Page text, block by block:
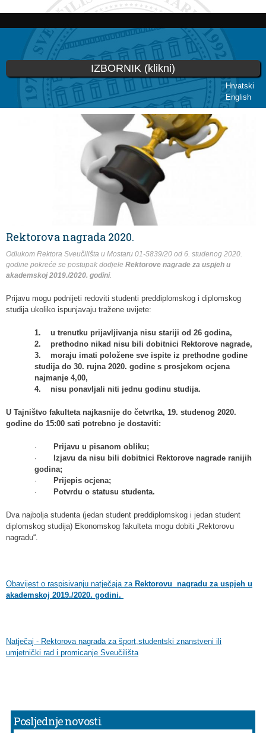
Skip to
content
Hrvatski
English
IZBORNIK (klikni)
You are here
Rektorova nagrada 2020.
Odlukom Rektora Sveučilišta u Mostaru 01-5839/20 od 6. studenog 2020.
godine pokreće se postupak dodjele Rektorove nagrade za uspjeh u
akademskoj 2019./2020. godini.
Prijavu mogu podnijeti redoviti studenti preddiplomskog i diplomskog
studija ukoliko ispunjavaju tražene uvijete:
1. u trenutku prijavljivanja nisu stariji od 26 godina,
2. prethodno nikad nisu bili dobitnici Rektorove nagrade,
3. moraju imati položene sve ispite iz prethodne godine
studija do 30. rujna 2020. godine s prosjekom ocjena
najmanje 4,00,
4. nisu ponavljali niti jednu godinu studija.
U Tajništvo fakulteta najkasnije do četvrtka, 19. studenog 2020.
godine do 15:00 sati potrebno je dostaviti:
·
Prijavu u pisanom obliku;
·
Izjavu da nisu bili dobitnici Rektorove nagrade ranijih
godina;
·
Prijepis ocjena;
·
Potvrdu o statusu studenta.
Dva najbolja studenta (jedan student preddiplomskog i jedan student
diplomskog studija) Ekonomskog fakulteta mogu dobiti „Rektorovu
nagradu“.
Obavijest o raspisivanju natječaja za Rektorovu nagradu za uspjeh u
akademskoj 2019./2020. godini.
Natječaj - Rektorova nagrada za šport,studentski znanstveni ili
umjetnički rad i promicanje Sveučilišta
Posljednje novosti